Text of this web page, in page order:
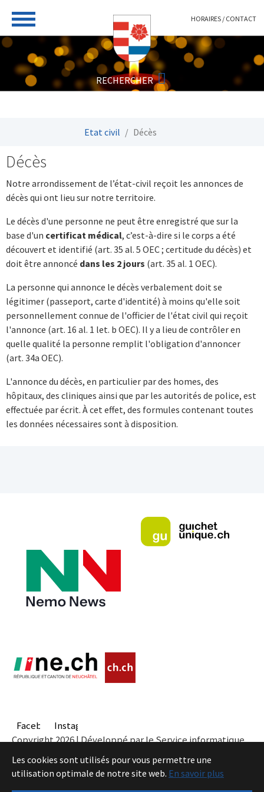
Les cookies sont utilisés pour vous permettre une
utilisation optimale de notre site web. En savoir plus
HORAIRES / CONTACT
Etat civil Décès
Décès
Notre arrondissement de l’état-civil reçoit les annonces de
décès qui ont lieu sur notre territoire.
Le décès d'une personne ne peut être enregistré que sur la
base d'un certificat médical, c’est-à-dire si le corps a été
découvert et identifié (art. 35 al. 5 OEC ; certitude du décès) et
doit être annoncé dans les 2 jours (art. 35 al. 1 OEC).
La personne qui annonce le décès verbalement doit se
légitimer (passeport, carte d'identité) à moins qu'elle soit
personnellement connue de l'officier de l'état civil qui reçoit
l'annonce (art. 16 al. 1 let. b OEC). Il y a lieu de contrôler en
quelle qualité la personne remplit l'obligation d'annoncer
(art. 34a OEC).
L'annonce du décès, en particulier par des homes, des
hôpitaux, des cliniques ainsi que par les autorités de police, est
effectuée par écrit. À cet effet, des formules contenant toutes
les données nécessaires sont à disposition.
FacebookInstagram
Copyright 2026 | Développé par le Service informatique
de l'Entité neuchâteloise |